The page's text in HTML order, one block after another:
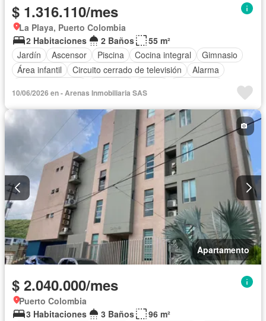
$ 1.316.110/mes
La Playa, Puerto Colombia
2 Habitaciones
2 Baños
55 m²
Jardín
Ascensor Piscina Cocina integral
Gimnasio
Área infantil
Circuito cerrado de televisión
Alarma
10/06/2026 en - Arenas Inmobiliaria SAS
Apartamento
$ 2.040.000/mes
Puerto Colombia
3 Habitaciones
3 Baños
96 m²